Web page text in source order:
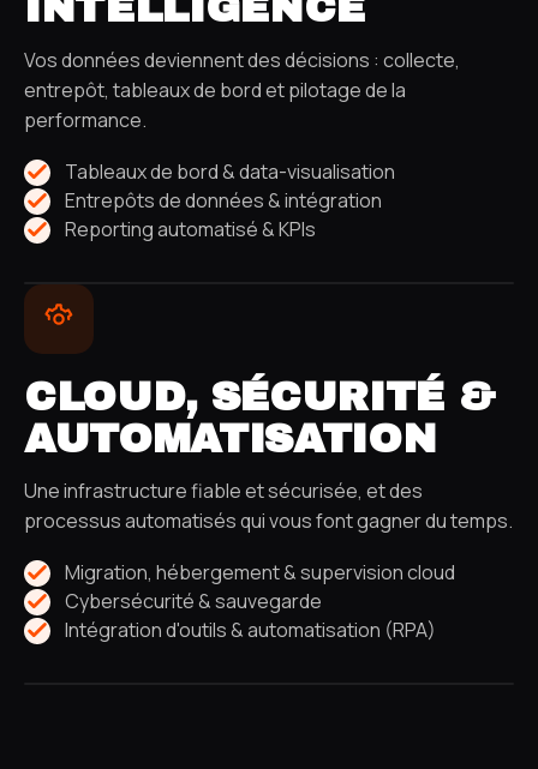
Vos données deviennent des décisions : collecte,
entrepôt, tableaux de bord et pilotage de la
performance.
Tableaux de bord & data-visualisation
Entrepôts de données & intégration
Reporting automatisé & KPIs
CLOUD, SÉCURITÉ &
AUTOMATISATION
Une infrastructure fiable et sécurisée, et des
processus automatisés qui vous font gagner du temps.
Migration, hébergement & supervision cloud
Cybersécurité & sauvegarde
Intégration d'outils & automatisation (RPA)